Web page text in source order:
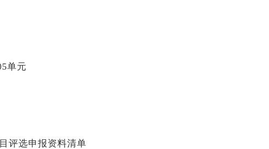
单元
评选申报资料清单